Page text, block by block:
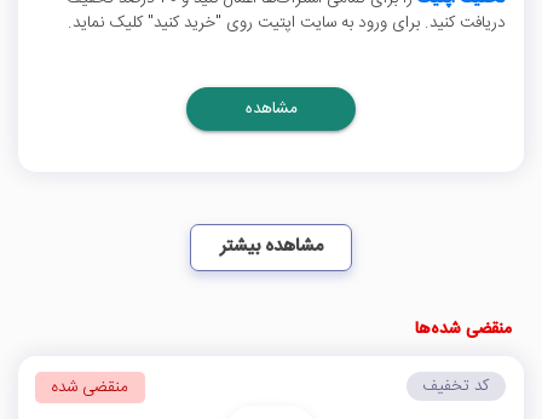
دریافت کنید. برای ورود به سایت اپتیت روی "خرید کنید" کلیک نماید.
مشاهده
مشاهده بیشتر
منقضی شده‌ها
کد تخفیف منقضی شده